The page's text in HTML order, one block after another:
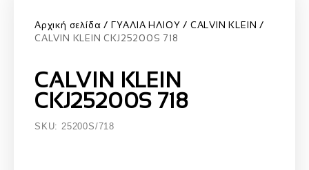
Αρχική σελίδα ΓΥΑΛΙΑ ΗΛΙΟΥ
CALVIN KLEIN
CALVIN KLEIN CKJ25200S 718
CALVIN KLEIN
CKJ25200S 718
SKU: 25200S/718